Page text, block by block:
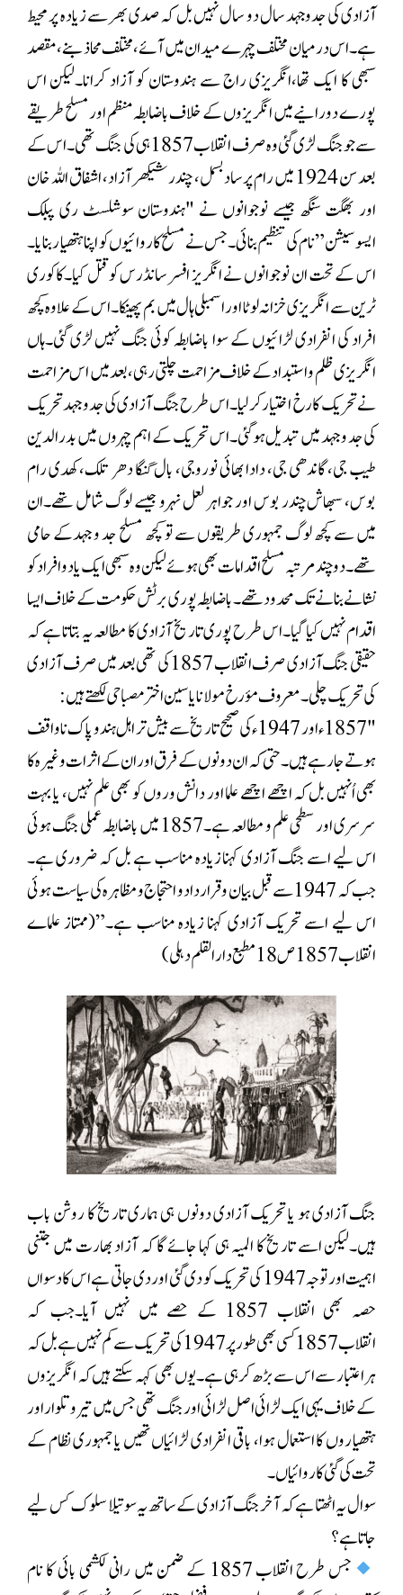
آزادی کی جدوجہد سال دو سال نہیں بل کہ صدی بھر سے زیادہ پر محیط
ہے۔اس درمیان مختلف چہرے میدان میں آئے،مختلف محاذ بنے، مقصد
سبھی کا ایک تھا،انگریزی راج سے ہندوستان کو آزاد کرانا۔لیکن اس
پورے دورانیے میں انگریزوں کے خلاف باضابطہ منظم اور مسلح طریقے
سے جو جنگ لڑی گئی وہ صرف انقلاب 1857 ہی کی جنگ تھی۔اس کے
بعد سن 1924 میں رام پرساد بسمل، چندر شیکھر آزاد، اشفاق اللہ خان
اور بھگت سنگھ جیسے نوجوانوں نے "ہندوستان سوشلسٹ ری پبلک
ایسوسیشن” نام کی تنظیم بنائی۔جس نے مسلح کاروائیوں کو اپنا ہتھیار بنایا۔
اس کے تحت ان نوجوانوں نے انگریز افسر سانڈرس کوقتل کیا۔کاکوری
ٹرین سے انگریزی خزانہ لوٹا اور اسمبلی ہال میں بم پھینکا۔اس کے علاوہ کچھ
افراد کی انفرادی لڑائیوں کے سوا باضابطہ کوئی جنگ نہیں لڑی گئی۔ہاں
انگریزی ظلم واستبداد کے خلاف مزاحمت چلتی رہی، بعد میں اس مزاحمت
نے تحریک کا رخ اختیار کرلیا۔اس طرح جنگ آزادی کی جد و جہد تحریک
کی جد و جہد میں تبدیل ہوگئی۔اس تحریک کے اہم چہروں میں بدرالدین
طیب جی، گاندھی جی، دادا بھائی نوروجی، بال گنگا دھر تلک،کھدی رام
بوس، سبھاش چندر بوس اور جواہر لعل نہرو جیسے لوگ شامل تھے۔ان
میں سے کچھ لوگ جمہوری طریقوں سے تو کچھ مسلح جد و جہدکے حامی
تھے۔دو چند مرتبہ مسلح اقدامات بھی ہوئے لیکن وہ سبھی ایک یا دو افراد کو
نشانے بنانے تک محدود تھے۔باضابطہ پوری برٹش حکومت کے خلاف ایسا
اقدام نہیں کیا گیا۔اس طرح پوری تاریخ آزادی کا مطالعہ یہ بتاتا ہے کہ
حقیقی جنگ آزادی صرف انقلاب 1857 کی تھی بعد میں صرف آزادی
کی تحریک چلی۔معروف مؤرخ مولانا یاسین اختر مصباحی لکھتے ہیں:
"1857ء اور 1947ء کی صحیح تاریخ سے بیش تر اہل ہند و پاک ناواقف
ہوتے جارہے ہیں۔حتی کہ ان دونوں کے فرق اور ان کے اثرات وغیرہ کا
بھی اُنہیں بل کہ اچھے اچھے علما اور دانش وروں کو بھی علم نہیں، یا بہت
سرسری اور سطحی علم و مطالعہ ہے۔1857 میں باضابطہ عملی جنگ ہوئی
اس لیے اسے جنگ آزادی کہنا زیادہ مناسب ہے بل کہ ضروری ہے۔
جب کہ 1947 سے قبل بیان و قرار داد و احتجاج و مظاہرہ کی سیاست ہوئی
اس لیے اسے تحریک آزادی کہنا زیادہ مناسب ہے۔”(ممتاز علماے
انقلاب 1857 ص 18 مطبع دارالقلم دہلی)
جنگ آزادی ہو یا تحریک آزادی دونوں ہی ہماری تاریخ کا روشن باب
ہیں۔لیکن اسے تاریخ کا المیہ ہی کہا جائے گا کہ آزاد بھارت میں جتنی
اہمیت اور توجہ 1947 کی تحریک کو دی گئی اور دی جاتی ہے اس کا دسواں
حصہ بھی انقلاب 1857 کے حصے میں نہیں آیا۔جب کہ
انقلاب 1857 کسی بھی طور پر 1947 کی تحریک سے کم نہیں ہے بل کہ
ہر اعتبار سے اس سے بڑھ کر ہی ہے۔یوں بھی کہہ سکتے ہیں کہ انگریزوں
کے خلاف یہی ایک لڑائی اصل لڑائی اور جنگ تھی جس میں تیر وتلوار اور
ہتھیاروں کا استعمال ہوا، باقی انفرادی لڑائیاں تھیں یا جمہوری نظام کے
تحت کی گئی کاروائیاں۔
سوال یہ اٹھتا ہے کہ آخر جنگ آزادی کے ساتھ یہ سوتیلا سلوک کس لیے
جاتا ہے؟
جس طرح انقلاب 1857 کے ضمن میں رانی لکشمی بائی کا نام